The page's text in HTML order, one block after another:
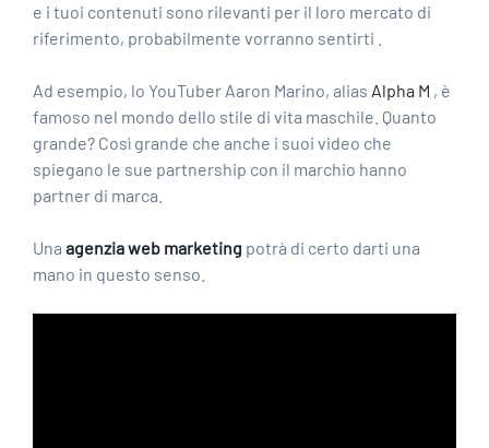
e i tuoi contenuti sono rilevanti per il loro mercato di
riferimento, probabilmente vorranno sentirti
Ad esempio, lo YouTuber Aaron Marino, alias Alpha M , è
famoso nel mondo dello stile di vita maschile. Quanto
grande? Così grande che anche i suoi video che
spiegano le sue partnership con il marchio hanno
partner di marca.
Una agenzia web marketing potrà di certo darti una
mano in questo senso.